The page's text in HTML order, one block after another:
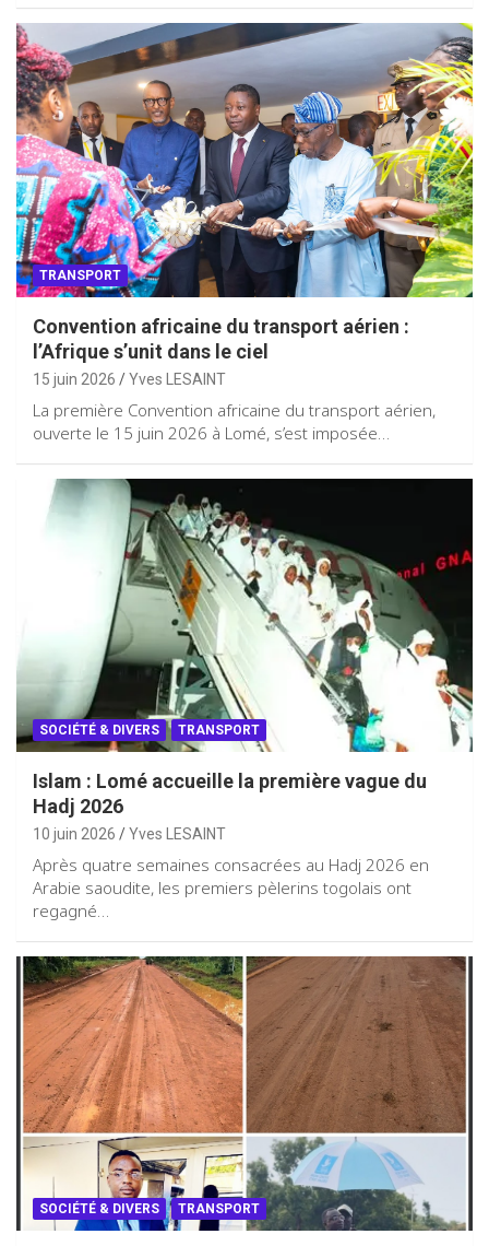
TRANSPORT
Convention africaine du transport aérien :
l’Afrique s’unit dans le ciel
15 juin 2026 Yves LESAINT
La première Convention africaine du transport aérien,
ouverte le 15 juin 2026 à Lomé, s’est imposée…
SOCIÉTÉ & DIVERS TRANSPORT
Islam : Lomé accueille la première vague du
Hadj 2026
10 juin 2026 Yves LESAINT
Après quatre semaines consacrées au Hadj 2026 en
Arabie saoudite, les premiers pèlerins togolais ont
regagné…
SOCIÉTÉ & DIVERS TRANSPORT